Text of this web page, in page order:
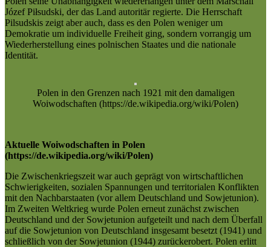
Józef Piłsudski, der das Land autoritär regierte. Die Herrschaft
Pilsudskis zeigt aber auch, dass es den Polen weniger um
Demokratie um individuelle Freiheit ging, sondern vorrangig um
Wiederherstellung eines polnischen Staates und die nationale
Identität.
Polen in den Grenzen nach 1921 mit den damaligen
Woiwodschaften (https://de.wikipedia.org/wiki/Polen)
Aktuelle Woiwodschaften in Polen
(https://de.wikipedia.org/wiki/Polen)
Die Zwischenkriegszeit war auch geprägt von wirtschaftlichen
Schwierigkeiten, sozialen Spannungen und territorialen Konflikten
mit den Nachbarstaaten (vor allem Deutschland und Sowjetunion).
Im Zweiten Weltkrieg wurde Polen erneut zunächst zwischen
Deutschland und der Sowjetunion aufgeteilt und nach dem Überfall
auf die Sowjetunion von Deutschland insgesamt besetzt (1941) und
schließlich von der Sowjetunion (1944) zurückerobert. Polen erlitt